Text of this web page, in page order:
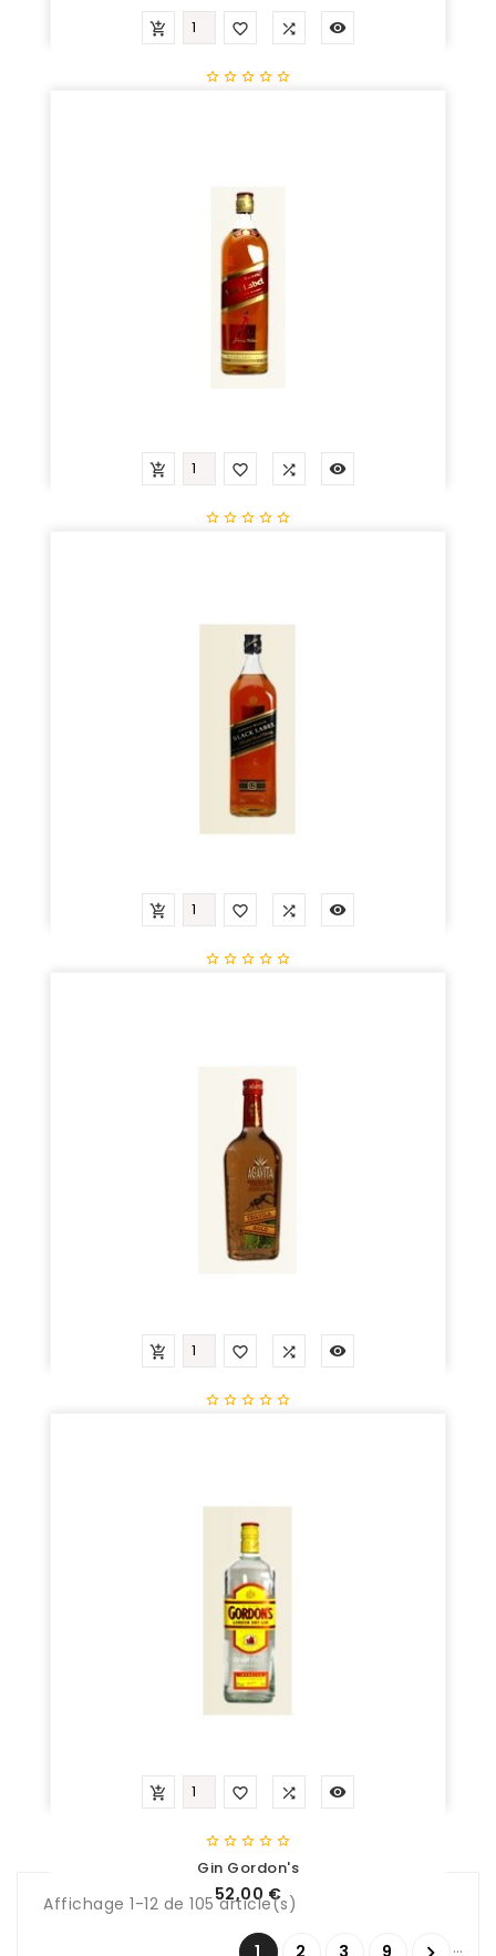
    
   
    
   
    
   
    
   
    
Gin Gordon's
Prix
52,00 €
   
Affichage 1-12 de 105 article(s)
1 2 3 …
9